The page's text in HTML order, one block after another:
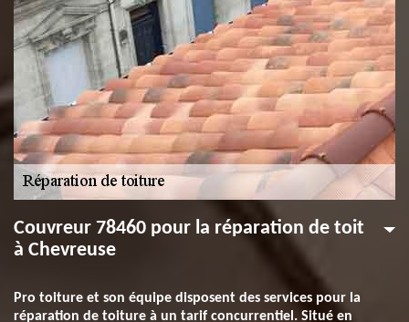
Couvreur 78460 pour la réparation de toit
à Chevreuse
Pro toiture et son équipe disposent des services pour la
réparation de toiture à un tarif concurrentiel. Situé en